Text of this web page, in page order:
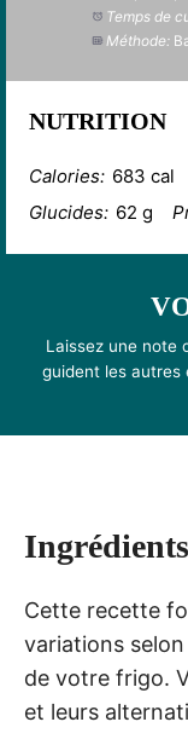
Temps de
Méthode:
NUTRITION
Calories: 683 cal
Glucides: 62 g
Laissez une note
guident les autres
Cette recette
variations
de votre frigo.
et leurs